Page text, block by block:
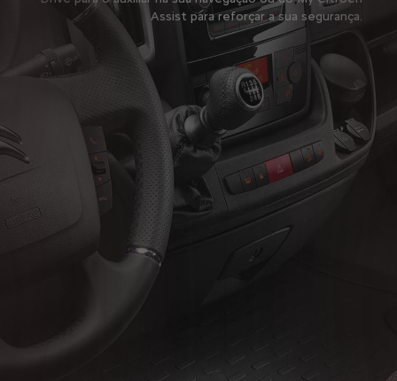
Assist para reforçar a sua segurança.